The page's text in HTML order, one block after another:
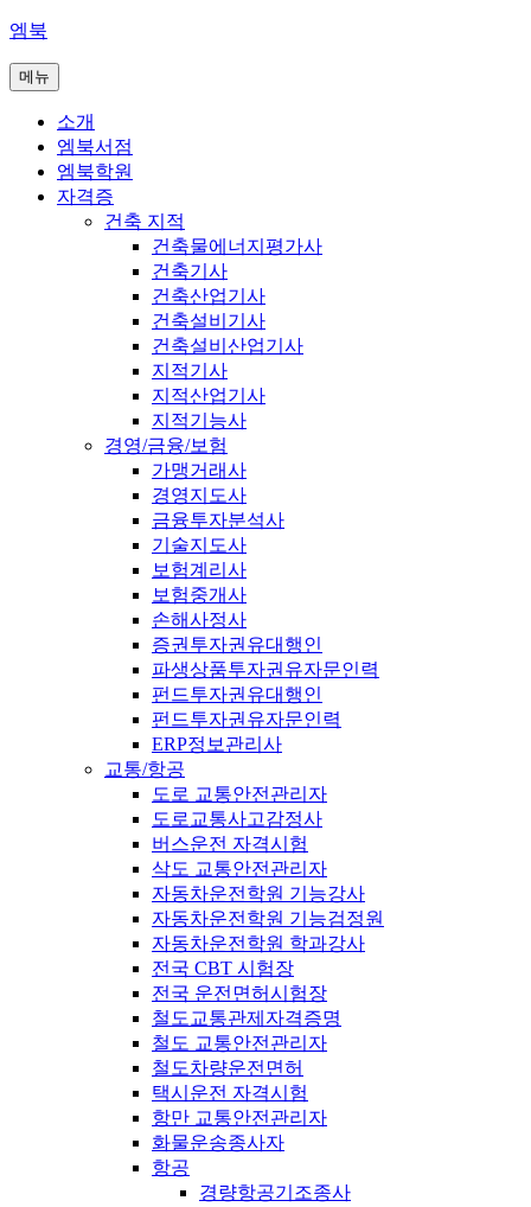
콘
츠
엠북
메뉴
소개
엠북서점
엠북학원
자격증
건축 지적
건축물에너지평가사
건축기사
건축산업기사
건축설비기사
건축설비산업기사
지적기사
지적산업기사
지적기능사
경영/금융/보험
가맹거래사
경영지도사
금융투자분석사
기술지도사
보험계리사
보험중개사
손해사정사
증권투자권유대행인
파생상품투자권유자문인력
펀드투자권유대행인
펀드투자권유자문인력
ERP정보관리사
교통/항공
도로 교통안전관리자
도로교통사고감정사
버스운전 자격시험
삭도 교통안전관리자
자동차운전학원 기능강사
자동차운전학원 기능검정원
자동차운전학원 학과강사
전국 CBT 시험장
전국 운전면허시험장
철도교통관제자격증명
철도 교통안전관리자
철도차량운전면허
택시운전 자격시험
항만 교통안전관리자
화물운송종사자
항공
경량항공기조종사